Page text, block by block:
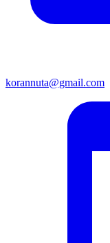
korannuta@gmail.com